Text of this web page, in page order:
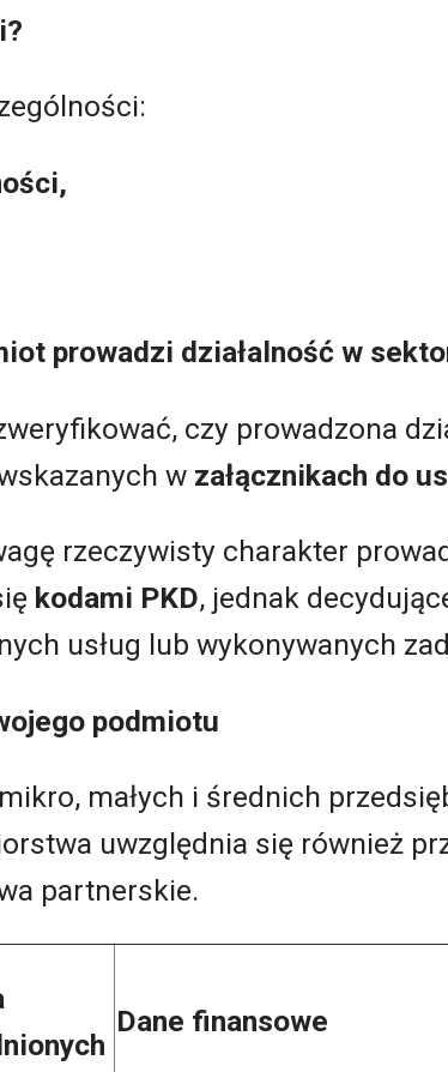
prowadzi działalność w
czy prowadzona
w załącznikach do
rzeczywisty charakter
kodami PKD, jednak
usług lub wykonywanych
podmiotu
małych i średnich
uwzględnia się również
partnerskie.
Dane finansowe